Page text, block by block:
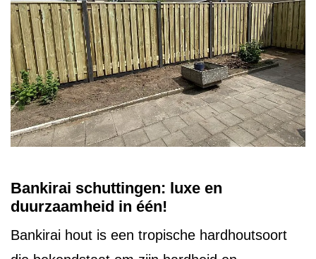
Bankirai schuttingen: luxe en
duurzaamheid in één!
Bankirai hout is een tropische hardhoutsoort